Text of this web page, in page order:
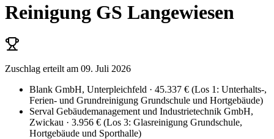
Reinigung GS Langewiesen
Zuschlag erteilt am 09. Juli 2026
Blank GmbH, Unterpleichfeld · 45.337 € (Los 1: Unterhalts-,
Ferien- und Grundreinigung Grundschule und Hortgebäude)
Serval Gebäudemanagement und Industrietechnik GmbH,
Zwickau · 3.956 € (Los 3: Glasreinigung Grundschule,
Hortgebäude und Sporthalle)